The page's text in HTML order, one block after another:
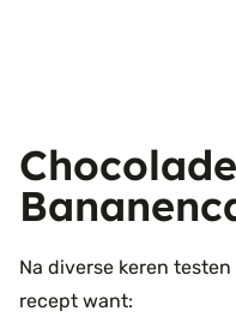
Chocolade
Na diverse keren
recept want: